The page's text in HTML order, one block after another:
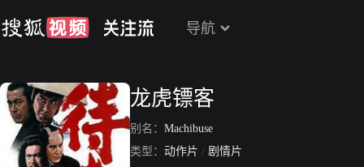
导航
龙虎镖客
别名： Machibuse
类型： 动作片 / 剧情片